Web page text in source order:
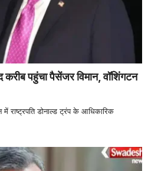
पहुंचा पैसेंजर विमान, वॉशिंगटन
राष्ट्रपति डोनाल्ड ट्रंप के आधिकारिक